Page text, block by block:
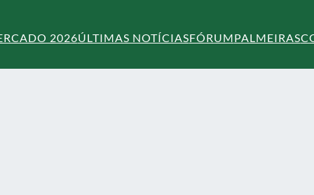
2026ÚLTIMAS NOTÍCIASFÓRUMPALMEIRAS